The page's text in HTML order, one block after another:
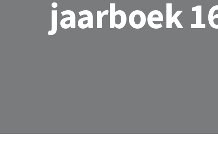
jaarboek